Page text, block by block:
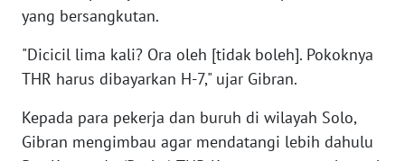
yang bersangkutan.
"Dicicil lima kali? Ora oleh [tidak boleh]. Pokoknya
THR harus dibayarkan H-7," ujar Gibran.
Kepada para pekerja dan buruh di wilayah Solo,
Gibran mengimbau agar mendatangi lebih dahulu
WN
KEPRI
WN
WN